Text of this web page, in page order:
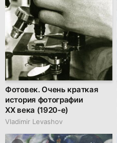
Фотовек. Очень краткая
история фотографии
XX века (1920-е)
Vladimir Levashov